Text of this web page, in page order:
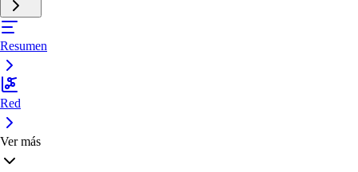
Resumen
Red
Ver más